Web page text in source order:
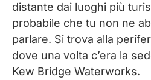
distante dai luoghi più
probabile che tu non ne
parlare. Si trova alla
dove una volta c’era la
Kew Bridge Waterworks.